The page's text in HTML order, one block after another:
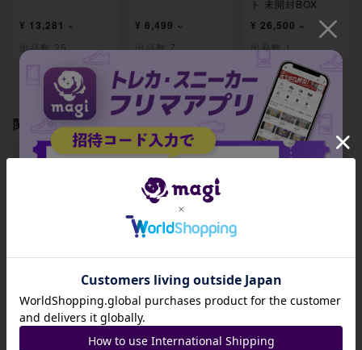
¥ 13,281 ~
出品数 25
¥ 6,499 ~
出品数 7
ト 未開封BOX
¥ 26,500 ~
出品数 1
関連製品
【PSA8.5】メガア
ブソルex SR 079/
-
出品数 0
【PSA8.5】メガク
チートex SR 080/
063
-
【PSA8.5】パワー
1/063
-
招待コード
JA9XS8
コピーする